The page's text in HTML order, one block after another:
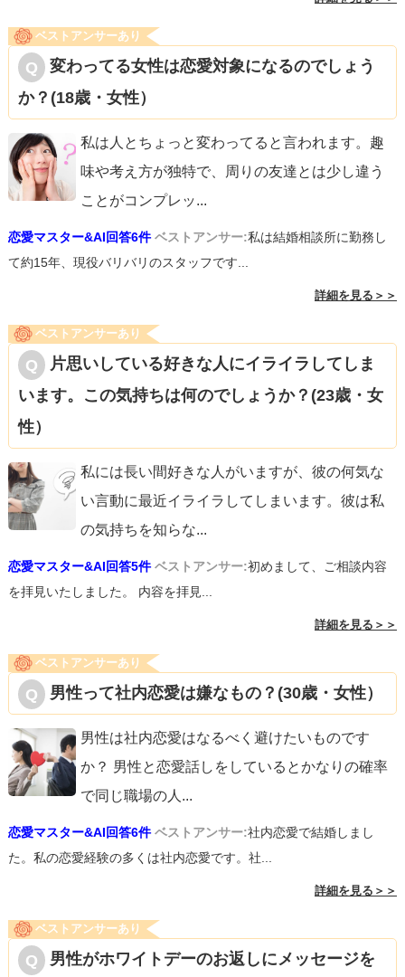
「今の関係もすごく大切だけど、もっとちゃんと君のこと
を大事にしたいと思ってる。断っても今まで通り仲良くし
てほしい」
「職場のことが気になるなら無理はさせない」といった配
慮も一言あると安心感を与えられます。
最後に、僕の経験談として
僕も返信が遅かったり誘いの頻度が低い相手に対して告白
をためらったことがありましたが、伝えたら「もっと早く
言ってくれればよかったのに！」と言われたことがありま
す。逆に言えば、タイミングを待ちすぎてチャンスを逃す
こともあるので注意です。
まとめ：勝算はある、あとは勇気だけ
ここで動かないと「いつまでこの関係なんだろう？」とい
う不安が増えるだけです。今回のデートの終わり、あるい
は家の前での別れ際など、自然なタイミングで気持ちを伝
えてみてください。断られたときも「今まで通り大切にし
たい」と伝えれば、関係を壊さずに済む可能性が高いです
よ。
うまくいくことを祈っています。頑張ってください！
ベストアンサーあり
変わってる女性は恋愛対象になるのでしょう
か？(18歳・女性）
私は人とちょっと変わってると言われます。趣
味や考え方が独特で、周りの友達とは少し違う
ことがコンプレッ...
恋愛マスター&AI回答6件 ベストアンサー:私は結婚相談所に勤務し
て約15年、現役バリバリのスタッフです...
詳細を見る＞＞
ベストアンサーあり
片思いしている好きな人にイライラしてしま
います。この気持ちは何のでしょうか？(23歳・女
性）
私には長い間好きな人がいますが、彼の何気な
い言動に最近イライラしてしまいます。彼は私
の気持ちを知らな...
恋愛マスター&AI回答5件 ベストアンサー:初めまして、ご相談内容
を拝見いたしました。 内容を拝見...
詳細を見る＞＞
ベストアンサーあり
男性って社内恋愛は嫌なもの？(30歳・女性）
男性は社内恋愛はなるべく避けたいものです
か？ 男性と恋愛話しをしているとかなりの確率
で同じ職場の人 ...
恋愛マスター&AI回答6件 ベストアンサー:社内恋愛で結婚しまし
た。私の恋愛経験の多くは社内恋愛です。社...
詳細を見る＞＞
ベストアンサーあり
男性がホワイトデーのお返しにメッセージを